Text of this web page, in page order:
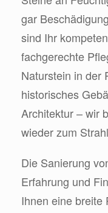
gar
sind Ihr
fachgerechte
Naturstein in der
historisches
Architektur – wir
wieder zum
Die Sanierung
Erfahrung und
Ihnen eine breite